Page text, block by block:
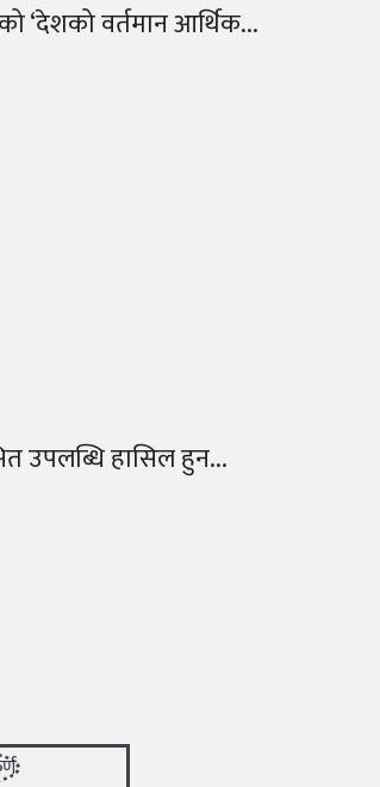
‘देशको वर्तमान आर्थिक...
उपलब्धि हासिल हुन...